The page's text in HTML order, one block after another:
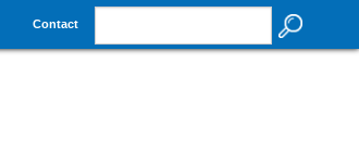
Contact